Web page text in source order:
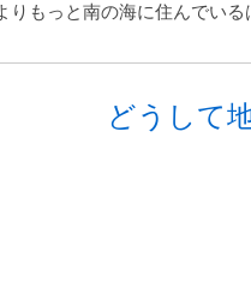
りもっと南の海に住んでい
どうして